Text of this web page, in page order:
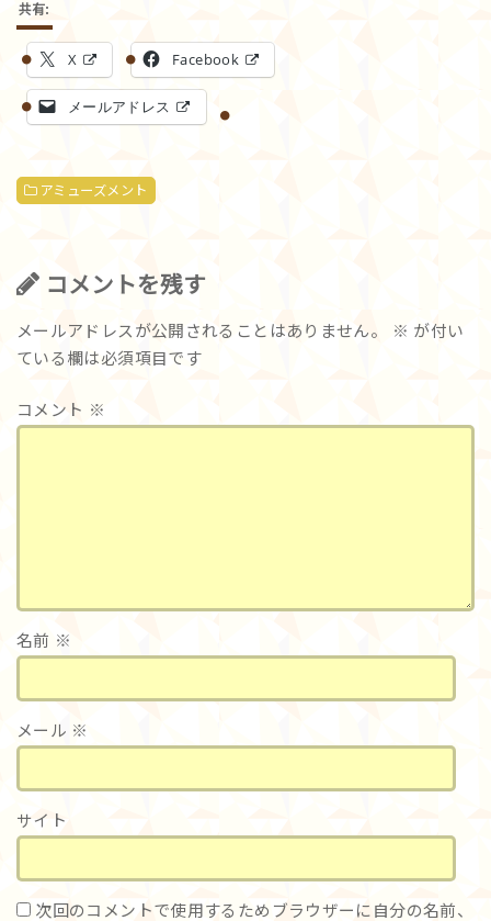
共有:
X Facebook
メールアドレス
アミューズメント
コメントを残す
メールアドレスが公開されることはありません。 ※ が付い
ている欄は必須項目です
コメント ※
名前 ※
メール ※
サイト
次回のコメントで使用するためブラウザーに自分の名前、